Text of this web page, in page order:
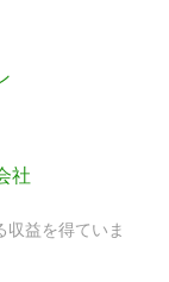
社
収益を得ていま